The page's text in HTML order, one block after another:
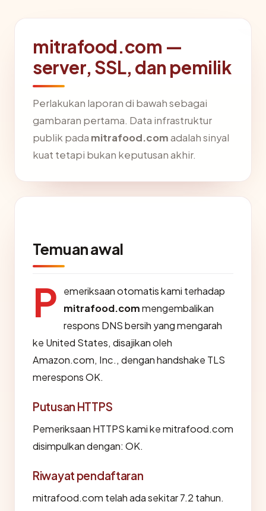
mitrafood.com —
server, SSL, dan pemilik
Perlakukan laporan di bawah sebagai
gambaran pertama. Data infrastruktur
publik pada mitrafood.comadalah sinyal
kuat tetapi bukan keputusan akhir.
Temuan awal
P
emeriksaan otomatis kami terhadap
mitrafood.commengembalikan
respons DNS bersih yang mengarah
ke United States, disajikan oleh
Amazon.com, Inc., dengan handshake TLS
merespons OK.
Putusan HTTPS
Pemeriksaan HTTPS kami ke mitrafood.com
disimpulkan dengan: OK.
Riwayat pendaftaran
mitrafood.com telah ada sekitar 7.2 tahun.